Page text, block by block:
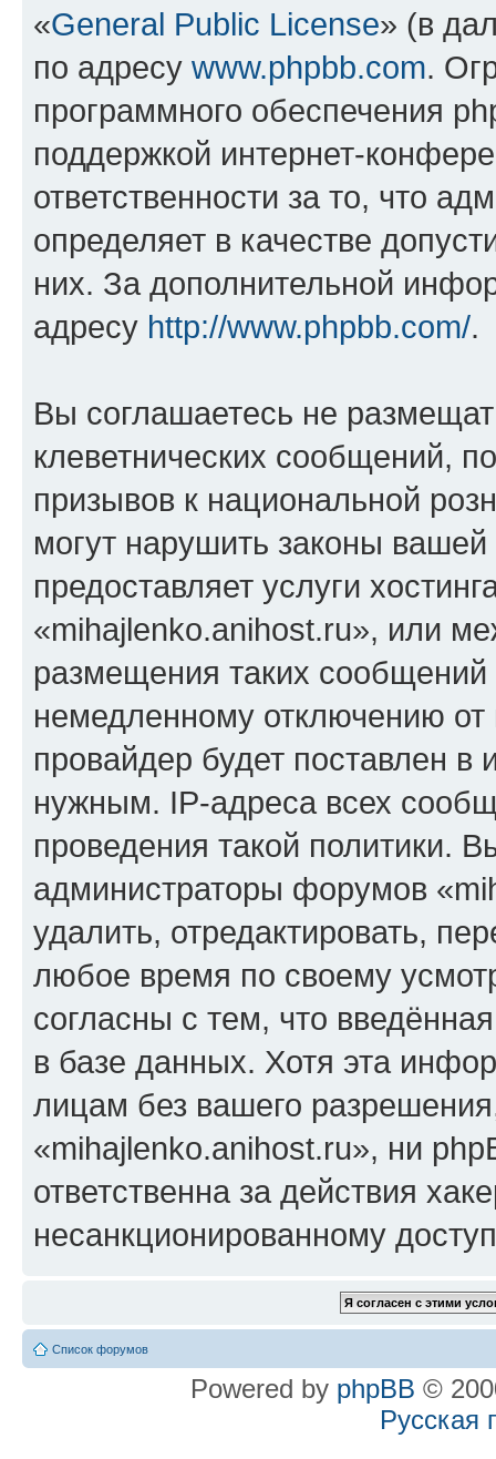
«General Public License» (в
по адресу www.phpbb.com.
программного обеспечения
поддержкой интернет-
ответственности за то, что
определяет в качестве
них. За дополнительной
адресу http://www.phpbb.com/.
Вы соглашаетесь не
клеветнических сообщений,
призывов к национальной
могут нарушить законы
предоставляет услуги
«mihajlenko.anihost.ru», или
размещения таких
немедленному отключению
провайдер будет поставлен в
нужным. IP-адреса всех
проведения такой политики.
администраторы форумов
удалить, отредактировать,
любое время по своему
согласны с тем, что
в базе данных. Хотя эта
лицам без вашего
«mihajlenko.anihost.ru», ни
ответственна за действия
несанкционированному
Список форумов
Powered by phpBB ©
Русская